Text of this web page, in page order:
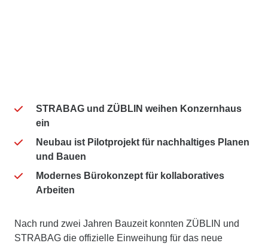
STRABAG und ZÜBLIN weihen Konzernhaus
ein
Neubau ist Pilotprojekt für nachhaltiges Planen
und Bauen
Modernes Bürokonzept für kollaboratives
Arbeiten
Nach rund zwei Jahren Bauzeit konnten ZÜBLIN und
STRABAG die offizielle Einweihung für das neue